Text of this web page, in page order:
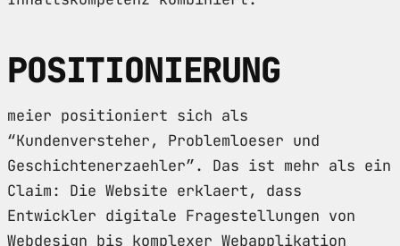
POSITIONIERUNG
meier positioniert sich als
“Kundenversteher, Problemloeser und
Geschichtenerzaehler”. Das ist mehr als ein
Claim: Die Website erklaert, dass
Entwickler digitale Fragestellungen von
Webdesign bis komplexer Webapplikation